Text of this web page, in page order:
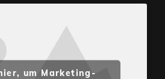
um Marketing-